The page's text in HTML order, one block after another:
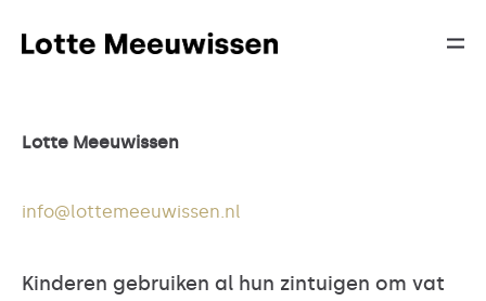
Lotte Meeuwissen
info@lottemeeuwissen.nl
Kinderen gebruiken al hun zintuigen om vat